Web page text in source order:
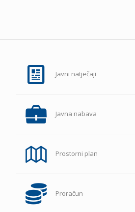
Javni natječaji
Javna nabava
Prostorni plan
Proračun